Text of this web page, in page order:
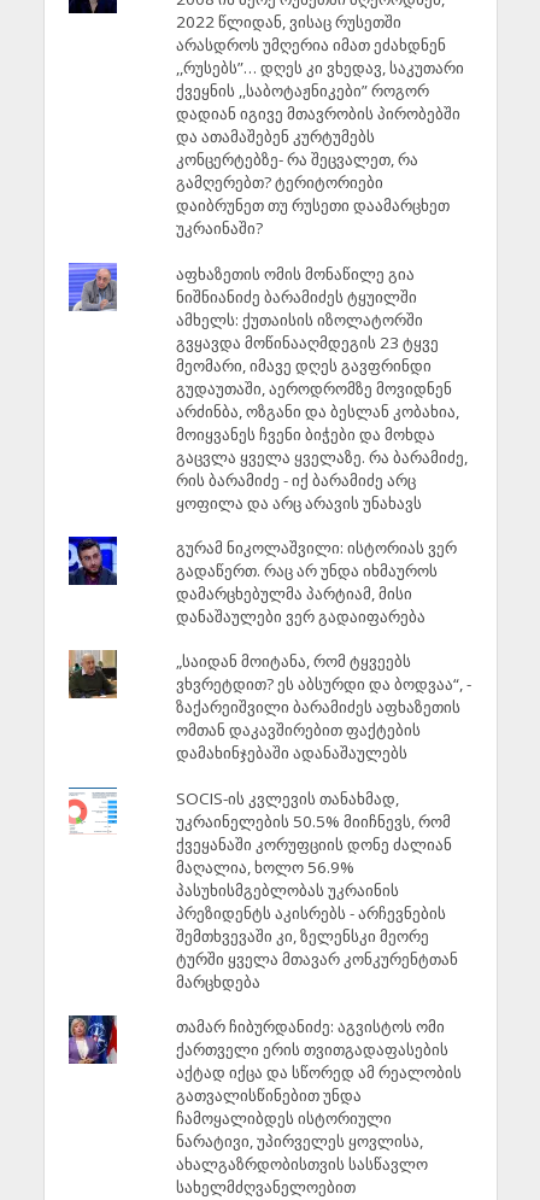
2022 წლიდან, ვისაც რუსეთში
არასდროს უმღერია იმათ ეძახდნენ
,,რუსებს”… დღეს კი ვხედავ, საკუთარი
ქვეყნის ,,საბოტაჟნიკები” როგორ
დადიან იგივე მთავრობის პირობებში
და ათამაშებენ კურტუმებს
კონცერტებზე- რა შეცვალეთ, რა
გამღერებთ? ტერიტორიები
დაიბრუნეთ თუ რუსეთი დაამარცხეთ
უკრაინაში?
აფხაზეთის ომის მონაწილე გია
ნიშნიანიძე ბარამიძეს ტყუილში
ამხელს: ქუთაისის იზოლატორში
გვყავდა მოწინააღმდეგის 23 ტყვე
მეომარი, იმავე დღეს გავფრინდი
გუდაუთაში, აეროდრომზე მოვიდნენ
არძინბა, ოზგანი და ბესლან კობახია,
მოიყვანეს ჩვენი ბიჭები და მოხდა
გაცვლა ყველა ყველაზე. რა ბარამიძე,
რის ბარამიძე - იქ ბარამიძე არც
ყოფილა და არც არავის უნახავს
გურამ ნიკოლაშვილი: ისტორიას ვერ
გადაწერთ. რაც არ უნდა იხმაუროს
დამარცხებულმა პარტიამ, მისი
დანაშაულები ვერ გადაიფარება
„საიდან მოიტანა, რომ ტყვეებს
ვხვრეტდით? ეს აბსურდი და ბოდვაა“, -
ზაქარეიშვილი ბარამიძეს აფხაზეთის
ომთან დაკავშირებით ფაქტების
დამახინჯებაში ადანაშაულებს
SOCIS-ის კვლევის თანახმად,
უკრაინელების 50.5% მიიჩნევს, რომ
ქვეყანაში კორუფციის დონე ძალიან
მაღალია, ხოლო 56.9%
პასუხისმგებლობას უკრაინის
პრეზიდენტს აკისრებს - არჩევნების
შემთხვევაში კი, ზელენსკი მეორე
ტურში ყველა მთავარ კონკურენტთან
მარცხდება
თამარ ჩიბურდანიძე: აგვისტოს ომი
ქართველი ერის თვითგადაფასების
აქტად იქცა და სწორედ ამ რეალობის
გათვალისწინებით უნდა
ჩამოყალიბდეს ისტორიული
ნარატივი, უპირველეს ყოვლისა,
ახალგაზრდობისთვის სასწავლო
სახელმძღვანელოებით